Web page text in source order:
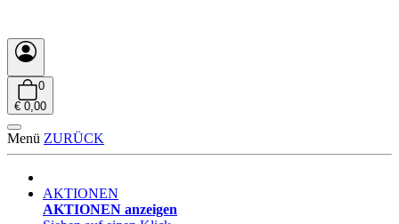
0
€ 0,00
Menü ZURÜCK
AKTIONEN
AKTIONEN anzeigen